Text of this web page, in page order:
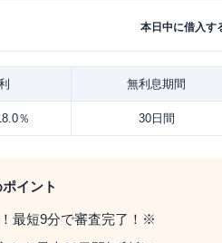
本日中に借入す
無利息期間
％ 30日間
イント
最短9分で審査完了！※